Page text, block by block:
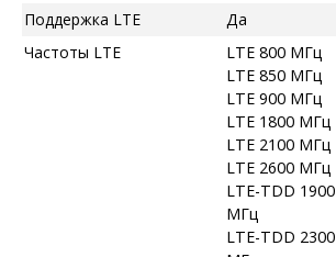
Поддержка LTE Да
Частоты LTE
LTE 800 МГц
LTE 850 МГц
LTE 900 МГц
LTE 1800 МГц
LTE 2100 МГц
LTE 2600 МГц
LTE-TDD 1900
МГц
LTE-TDD 2300